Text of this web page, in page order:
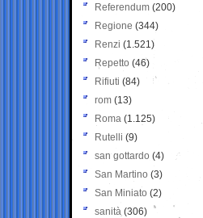
Referendum (200)
Regione (344)
Renzi (1.521)
Repetto (46)
Rifiuti (84)
rom (13)
Roma (1.125)
Rutelli (9)
san gottardo (4)
San Martino (3)
San Miniato (2)
sanità (306)